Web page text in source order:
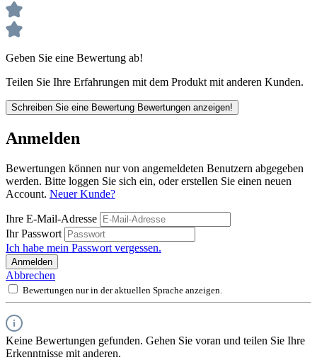
Geben Sie eine Bewertung ab!
Teilen Sie Ihre Erfahrungen mit dem Produkt mit anderen Kunden.
Schreiben Sie eine Bewertung Bewertungen anzeigen!
Anmelden
Bewertungen können nur von angemeldeten Benutzern abgegeben
werden. Bitte loggen Sie sich ein, oder erstellen Sie einen neuen
Account. Neuer Kunde?
Ihre E-Mail-Adresse
Ihr Passwort
Ich habe mein Passwort vergessen.
Anmelden
Abbrechen
Bewertungen nur in der aktuellen Sprache anzeigen.
Keine Bewertungen gefunden. Gehen Sie voran und teilen Sie Ihre
Erkenntnisse mit anderen.